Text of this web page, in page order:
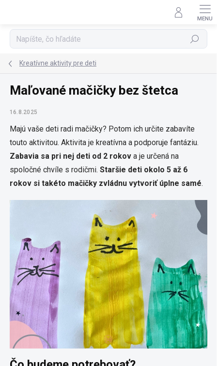
Hľadať
Kreatívne aktivity pre deti
Maľované mačičky bez štetca
16.8.2025
Majú vaše deti radi mačičky? Potom ich určite zabavíte
touto aktivitou. Aktivita je kreatívna a podporuje fantáziu.
Zabavia sa pri nej deti od 2 rokov a je určená na
spoločné chvíle s rodičmi. Staršie deti okolo 5 až 6
rokov si takéto mačičky zvládnu vytvoriť úplne samé.